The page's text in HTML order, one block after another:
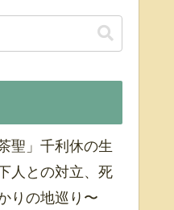
聖」千利休の生
人との対立、死
りの地巡り〜